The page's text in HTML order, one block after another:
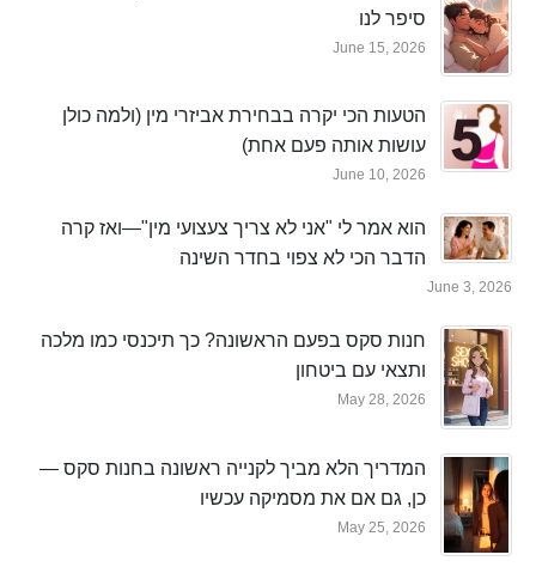
סיפר לנו
June 15, 2026
הטעות הכי יקרה בבחירת אביזרי מין (ולמה כולן
עושות אותה פעם אחת)
June 10, 2026
הוא אמר לי "אני לא צריך צעצועי מין"—ואז קרה
הדבר הכי לא צפוי בחדר השינה
June 3, 2026
חנות סקס בפעם הראשונה? כך תיכנסי כמו מלכה
ותצאי עם ביטחון
May 28, 2026
המדריך הלא מביך לקנייה ראשונה בחנות סקס —
כן, גם אם את מסמיקה עכשיו
May 25, 2026